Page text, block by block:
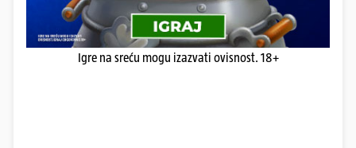
Igre na sreću mogu izazvati ovisnost. 18+